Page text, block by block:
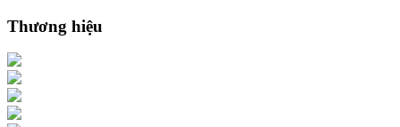
Thương hiệu